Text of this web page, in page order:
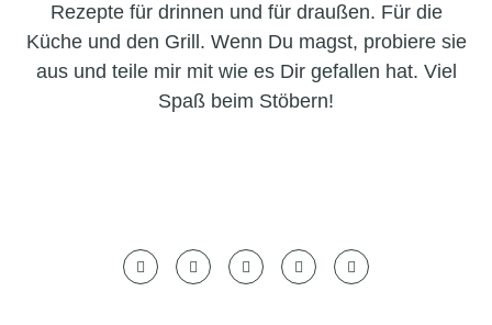
Rezepte für drinnen und für draußen. Für die
Küche und den Grill. Wenn Du magst, probiere sie
aus und teile mir mit wie es Dir gefallen hat. Viel
Spaß beim Stöbern!